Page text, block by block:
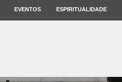
EVENTOS ESPIRITUALIDADE